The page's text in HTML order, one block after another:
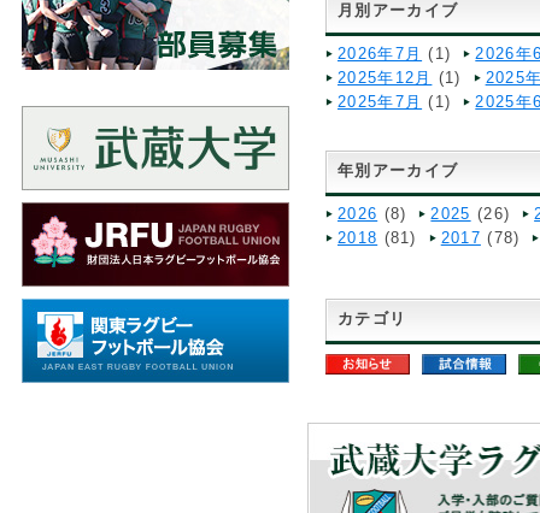
月別アーカイブ
2026年7月 (1)
2026年
2025年12月
(1)
2025
2025年7月 (1) 2025年
年別アーカイブ
2026 (8) 2025 (26)
2018 (81) 2017 (78)
カテゴリ